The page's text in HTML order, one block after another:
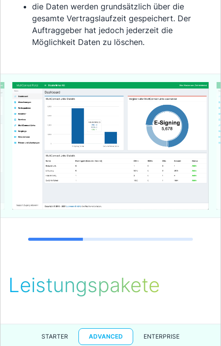
die Daten werden grundsätzlich über die
gesamte Vertragslaufzeit gespeichert. Der
Auftraggeber hat jedoch jederzeit die
Möglichkeit Daten zu löschen.
1 2 3
Leistungspakete
STARTER ADVANCED ENTERPRISE